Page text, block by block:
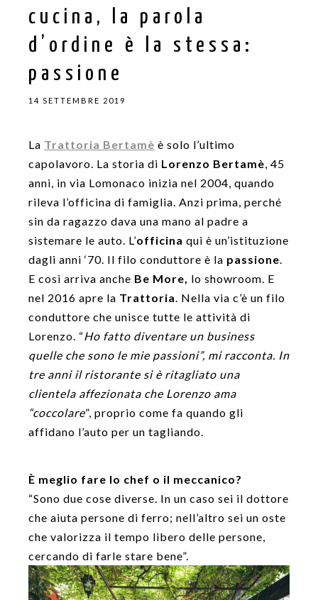
cucina, la parola
d’ordine è la stessa:
passione
14 SETTEMBRE 2019
La Trattoria Bertamè è solo l’ultimo
capolavoro. La storia di Lorenzo Bertamè , 45
anni, in via Lomonaco inizia nel 2004, quando
rileva l’officina di famiglia. Anzi prima, perché
sin da ragazzo dava una mano al padre a
sistemare le auto. L’officina qui è un’istituzione
dagli anni ‘70. Il filo conduttore è la passione
E così arriva anche Be More, lo showroom. E
nel 2016 apre la Trattoria . Nella via c’è un filo
conduttore che unisce tutte le attività di
Lorenzo. “Ho fatto diventare un business
quelle che sono le mie passioni”, mi racconta. In
tre anni il ristorante si è ritagliato una
clientela affezionata che Lorenzo ama
“coccolare”, proprio come fa quando gli
affidano l’auto per un tagliando.
È meglio fare lo chef o il meccanico?
“Sono due cose diverse. In un caso sei il dottore
che aiuta persone di ferro; nell’altro sei un oste
che valorizza il tempo libero delle persone,
cercando di farle stare bene”.